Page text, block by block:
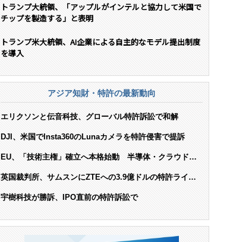
トランプ大統領、「アップルがインテルと協力して米国で
チップを製造する」と表明
トランプ米大統領、AI企業による自主的なモデル提出制度
を導入
アジア知財・特許の最新動向
エリクソンと伝音科技、グローバル特許訴訟で和解
DJI、米国でInsta360のLunaカメラを特許侵害で提訴
EU、「技術主権」確立へ本格始動 半導体・クラウド・
英国裁判所、サムスンにZTEへの3.9億ドルの特許ライセ
宇樹科技が勝訴、IPO直前の特許訴訟で